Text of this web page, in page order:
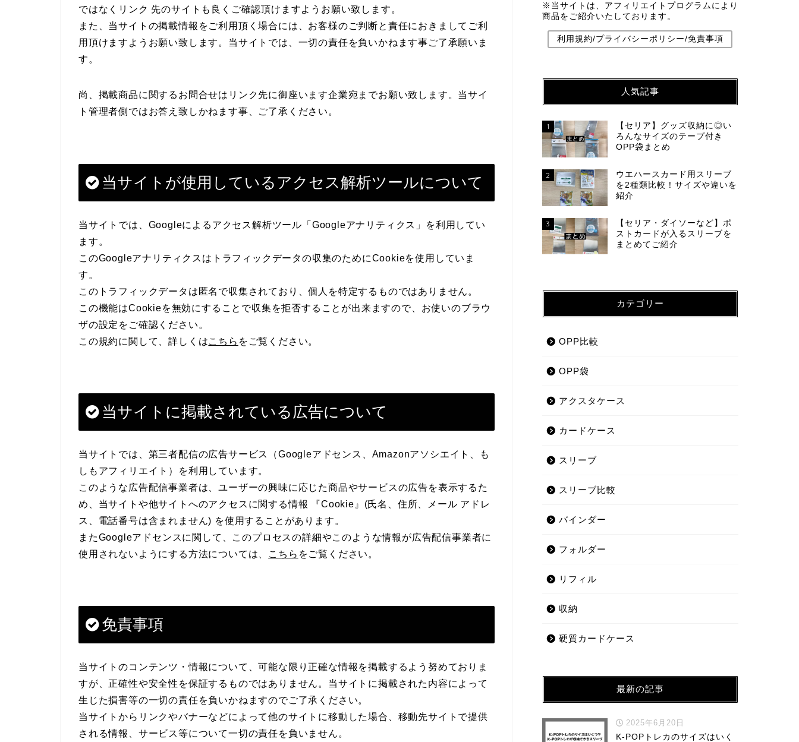
ではなくリンク 先のサイトも良くご確認頂けますようお願い致します。
また、当サイトの掲載情報をご利用頂く場合には、お客様のご判断と責任におきましてご利
用頂けますようお願い致します。当サイトでは、一切の責任を負いかねます事ご了承願いま
す。
尚、掲載商品に関するお問合せはリンク先に御座います企業宛までお願い致します。当サイ
ト管理者側ではお答え致しかねます事、ご了承ください。
当サイトが使用しているアクセス解析ツールについて
当サイトでは、Googleによるアクセス解析ツール「Googleアナリティクス」を利用してい
ます。
このGoogleアナリティクスはトラフィックデータの収集のためにCookieを使用していま
す。
このトラフィックデータは匿名で収集されており、個人を特定するものではありません。
この機能はCookieを無効にすることで収集を拒否することが出来ますので、お使いのブラウ
ザの設定をご確認ください。
この規約に関して、詳しくはこちら をご覧ください。
当サイトに掲載されている広告について
当サイトでは、第三者配信の広告サービス（Googleアドセンス、Amazonアソシエイト、も
しもアフィリエイト）を利用しています。
このような広告配信事業者は、ユーザーの興味に応じた商品やサービスの広告を表示するた
め、当サイトや他サイトへのアクセスに関する情報 『Cookie』(氏名、住所、メール アドレ
ス、電話番号は含まれません) を使用することがあります。
またGoogleアドセンスに関して、このプロセスの詳細やこのような情報が広告配信事業者に
使用されないようにする方法については、
こちら をご覧ください。
免責事項
当サイトのコンテンツ・情報について、可能な限り正確な情報を掲載するよう努めておりま
すが、正確性や安全性を保証するものではありません。当サイトに掲載された内容によって
生じた損害等の一切の責任を負いかねますのでご了承ください。
当サイトからリンクやバナーなどによって他のサイトに移動した場合、移動先サイトで提供
される情報、サービス等について一切の責任を負いません。
※当サイトは、アフィリエイトプログラムにより
商品をご紹介いたしております。
利用規約/プライバシーポリシー/免責事項
人気記事
1
【セリア】グッズ収納に◎い
ろんなサイズのテープ付き
OPP袋まとめ
2
ウエハースカード用スリーブ
を2種類比較！サイズや違いを
紹介
3
【セリア・ダイソーなど】ポ
ストカードが入るスリーブを
まとめてご紹介
カテゴリー
OPP比較
OPP袋
アクスタケース
カードケース
スリーブ
スリーブ比較
バインダー
フォルダー
リフィル
収納
硬質カードケース
最新の記事
2025年6月20日
K-POPトレカのサイズはいく